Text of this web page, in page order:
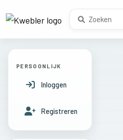
PERSOONLIJK
Inloggen
Registreren